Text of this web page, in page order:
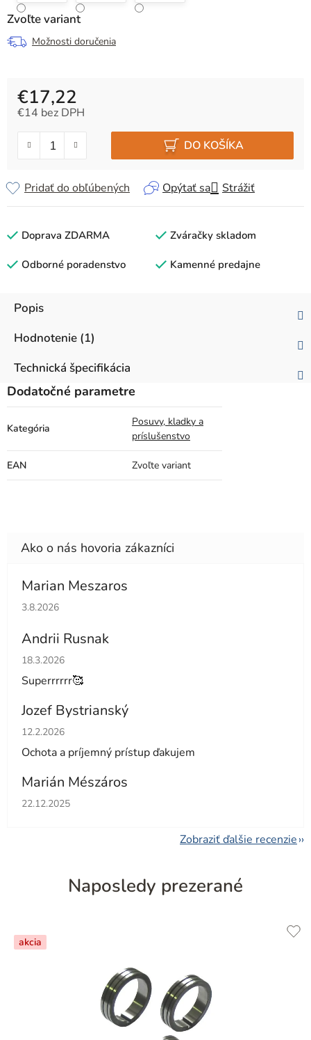
Zvoľte variant
Možnosti doručenia
€17,22
€14 bez DPH
DO KOŠÍKA
Opýtať sa Strážiť
Pridať do obľúbených
Doprava ZDARMA Zváračky skladom
Odborné poradenstvo Kamenné predajne
Popis
Hodnotenie (1)
Technická špecifikácia
Dodatočné parametre
Kategória
Posuvy, kladky a
príslušenstvo
EAN Zvoľte variant
Marian Meszaros
Hodnotenie obchodu je 5 z 5 hviezdičiek.
3.8.2026
Andrii Rusnak
Hodnotenie obchodu je 5 z 5 hviezdičiek.
18.3.2026
Superrrrrr🥰
Jozef Bystrianský
Hodnotenie obchodu je 5 z 5 hviezdičiek.
12.2.2026
Ochota a príjemný prístup ďakujem
Marián Mészáros
Hodnotenie obchodu je 5 z 5 hviezdičiek.
22.12.2025
Zobraziť ďalšie recenzie
Naposledy prezerané
akcia